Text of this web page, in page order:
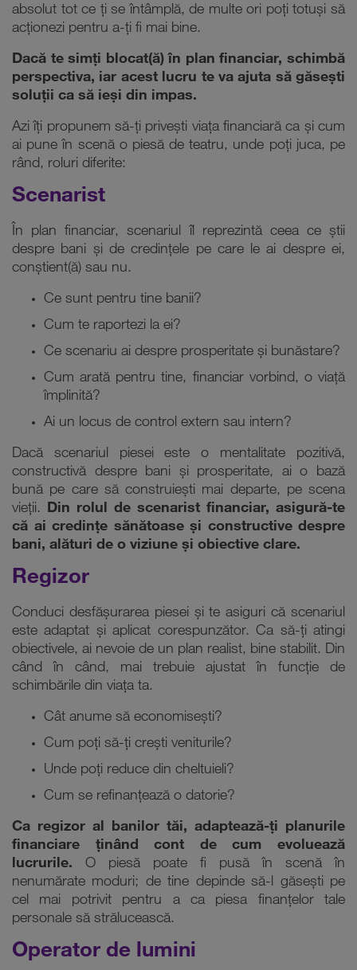
absolut tot ce ți se întâmplă, de multe ori poți totuși să
acționezi pentru a-ți fi mai bine.
Dacă te simți blocat(ă) în plan financiar, schimbă
perspectiva, iar acest lucru te va ajuta să găsești
soluții ca să ieși din impas.
Azi îți propunem să-ți privești viața financiară ca și cum
ai pune în scenă o piesă de teatru, unde poți juca, pe
rând, roluri diferite:
Scenarist
În plan financiar, scenariul îl reprezintă ceea ce știi
despre bani și de credințele pe care le ai despre ei,
conștient(ă) sau nu.
Ce sunt pentru tine banii?
Cum te raportezi la ei?
Ce scenariu ai despre prosperitate și bunăstare?
Cum arată pentru tine, financiar vorbind, o viață
împlinită?
Ai un locus de control extern sau intern?
Dacă scenariul piesei este o mentalitate pozitivă,
constructivă despre bani și prosperitate, ai o bază
bună pe care să construiești mai departe, pe scena
vieții. Din rolul de scenarist financiar, asigură-te
că ai credințe sănătoase și constructive despre
bani, alături de o viziune și obiective clare.
Regizor
Conduci desfășurarea piesei și te asiguri că scenariul
este adaptat și aplicat corespunzător. Ca să-ți atingi
obiectivele, ai nevoie de un plan realist, bine stabilit. Din
când în când, mai trebuie ajustat în funcție de
schimbările din viața ta.
Cât anume să economisești?
Cum poți să-ți crești veniturile?
Unde poți reduce din cheltuieli?
Cum se refinanțează o datorie?
Ca regizor al banilor tăi, adaptează-ți planurile
financiare ținând cont de cum evoluează
lucrurile. O piesă poate fi pusă în scenă în
nenumărate moduri; de tine depinde să-l găsești pe
cel mai potrivit pentru a ca piesa finanțelor tale
personale să strălucească.
Operator de lumini